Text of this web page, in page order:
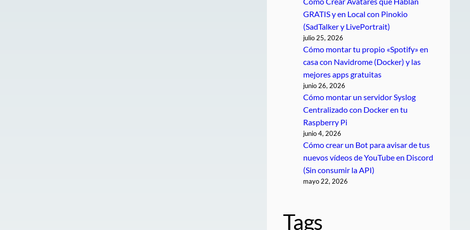
GRATIS y en Local con Pinokio
(SadTalker y LivePortrait)
julio 25, 2026
Cómo montar tu propio «Spotify» en
casa con Navidrome (Docker) y las
mejores apps gratuitas
junio 26, 2026
Cómo montar un servidor Syslog
Centralizado con Docker en tu
Raspberry Pi
junio 4, 2026
Cómo crear un Bot para avisar de tus
nuevos vídeos de YouTube en Discord
(Sin consumir la API)
mayo 22, 2026
Tags